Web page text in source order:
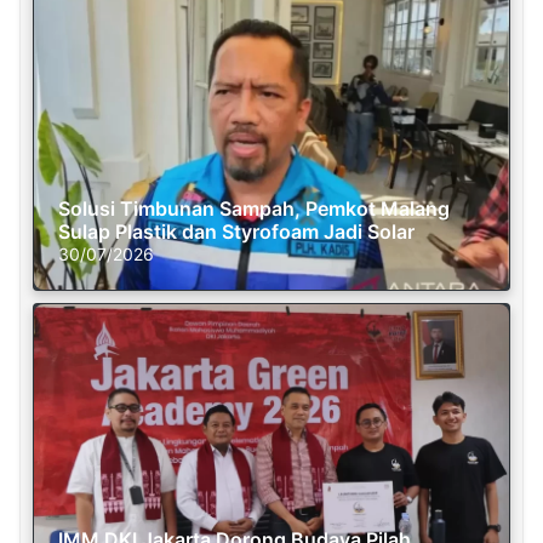
Solusi Timbunan Sampah, Pemkot Malang
Sulap Plastik dan Styrofoam Jadi Solar
30/07/2026